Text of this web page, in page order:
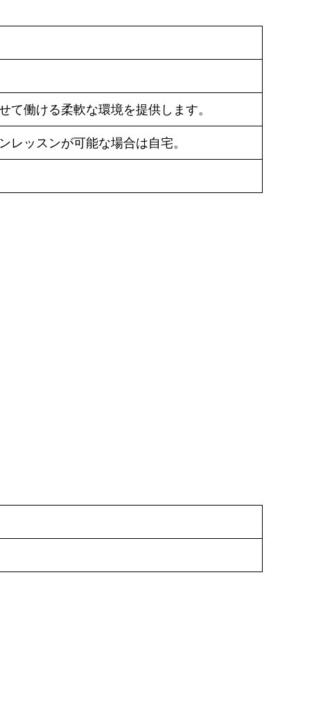
働ける柔軟な環境を提供します。
ッスンが可能な場合は自宅。